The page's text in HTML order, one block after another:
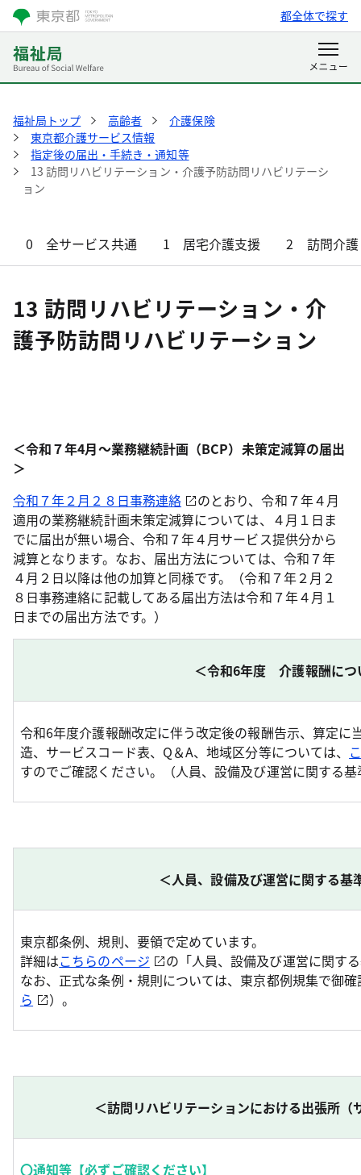
都全体で探す
福祉局トップ 高齢者
介護保険
東京都介護サービス情報
指定後の届出・手続き・通知等
13 訪問リハビリテーション・介護予防訪問リハビリテーシ
ョン
0 全サービス共通 1 居宅介護支援 2 訪問介護
13 訪問リハビリテーション・介
護予防訪問リハビリテーション
＜令和７年4月～業務継続計画（BCP）未策定減算の届出
＞
令和７年２月２８日事務連絡
のとおり、令和７年４月
適用の業務継続計画未策定減算については、４月１日ま
でに届出が無い場合、令和７年４月サービス提供分から
減算となります。なお、届出方法については、令和７年
４月２日以降は他の加算と同様です。（令和７年２月２
８日事務連絡に記載してある届出方法は令和７年４月１
日までの届出方法です。）
＜令和6年度 介護報酬につ
令和6年度介護報酬改定に伴う改定後の報酬告示、算定に
造、サービスコード表、Q＆A、地域区分等については、
すのでご確認ください。（人員、設備及び運営に関する
＜人員、設備及び運営に関する基
東京都条例、規則、要領で定めています。
詳細はこちらのページ
の「人員、設備及び運営に関す
なお、正式な条例・規則については、東京都例規集で御
ら
）。
＜訪問リハビリテーションにおける出張所（
〇通知等【必ずご確認ください】